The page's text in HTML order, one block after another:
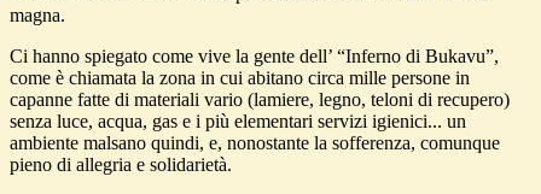
magna.
Ci hanno spiegato come vive la gente dell’ “Inferno di Bukavu”,
come è chiamata la zona in cui abitano circa mille persone in
capanne fatte di materiali vario (lamiere, legno, teloni di recupero)
senza luce, acqua, gas e i più elementari servizi igienici... un
ambiente malsano quindi, e, nonostante la sofferenza, comunque
pieno di allegria e solidarietà.